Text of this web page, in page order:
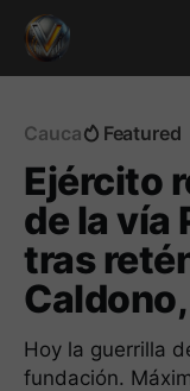
Cauca Featured
Ejército
de la vía
tras
Hoy la guerrilla
fundación.